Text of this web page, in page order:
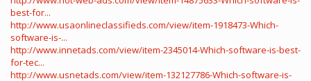
best-for...
http://www.usaonlineclassifieds.com/view/item-1918473-Which-
software-is-...
http://www.innetads.com/view/item-2345014-Which-software-is-best-
for-tec...
http://www.usnetads.com/view/item-132127786-Which-software-is-